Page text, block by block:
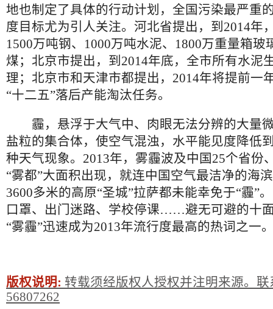
地也制定了具体的行动计划，全国污染最严重
度目标尤为引人关注。河北省提出，到2014年
1500万吨钢、1000万吨水泥、1800万重量箱玻
煤；北京市提出，到2014年底，全市所有水泥
理；北京市和天津市都提出，2014年将提前一
“十二五”落后产能淘汰任务。
霾，悬浮于大气中、肉眼无法分辨的大量
盐粒的集合体，使空气混浊，水平能见度降低
种天气现象。2013年，雾霾波及中国25个省份
“雾都”大面积出现，就连中国空气最洁净的海
3600多米的高原“圣城”拉萨都未能幸免于“霾”
口罩、出门迷路、学校停课……避无可避的十
“雾霾”迅速成为2013年流行度最高的热词之一
版权说明: 转载须经版权人授权并注明来源。联
56807262